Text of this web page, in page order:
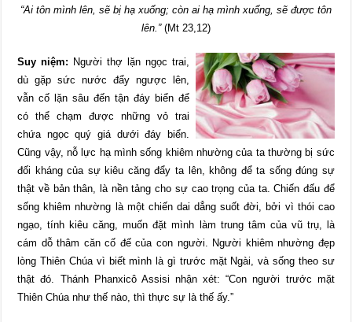
“Ai tôn mình lên, sẽ bị hạ xuống; còn ai hạ mình xuống, sẽ được tôn
lên.”(Mt 23,12)
Suy niệm: Người thợ lặn ngọc trai,
dù gặp sức nước đẩy ngược lên,
vẫn cố lặn sâu đến tận đáy biển để
có thể chạm được những vỏ trai
chứa ngọc quý giá dưới đáy biển.
Cũng vậy, nỗ lực hạ mình sống khiêm nhường của ta thường bị sức
đối kháng của sự kiêu căng đẩy ta lên, không để ta sống đúng sự
thật về bản thân, là nền tảng cho sự cao trọng của ta. Chiến đấu để
sống khiêm nhường là một chiến dai dẳng suốt đời, bởi vì thói cao
ngạo, tính kiêu căng, muốn đặt mình làm trung tâm của vũ trụ, là
cám dỗ thâm căn cố đế của con người. Người khiêm nhường đẹp
lòng Thiên Chúa vì biết mình là gì trước mặt Ngài, và sống theo sư
thật đó. Thánh Phanxicô Assisi nhận xét: “Con người trước mặt
Thiên Chúa như thế nào, thì thực sự là thế ấy.”